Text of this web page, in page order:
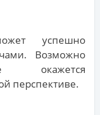
успешно
Возможно
окажется
перспективе.